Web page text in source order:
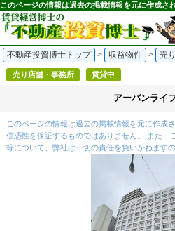
不動産投資博士トップ > 収益物件 > 売
売り店舗・事務所 賃貸中
アーバンライ
このページの情報は過去の掲載情報を元に作成
信憑性を保証するものではありません。 また、
等について、弊社は一切の責任を負いかねます